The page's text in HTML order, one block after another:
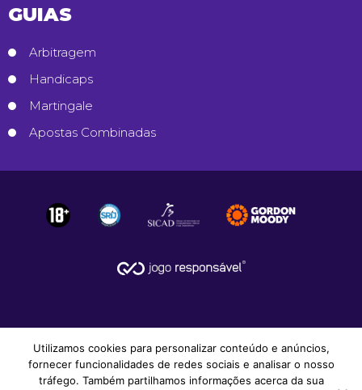
GUIAS
Arbitragem
Handicaps
Martingale
Apostas Combinadas
Utilizamos cookies para personalizar conteúdo e anúncios,
fornecer funcionalidades de redes sociais e analisar o nosso
tráfego. Também partilhamos informações acerca da sua